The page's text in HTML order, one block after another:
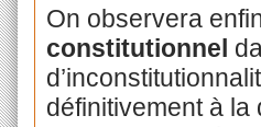
On observera
constitutionnel
définitivement à la